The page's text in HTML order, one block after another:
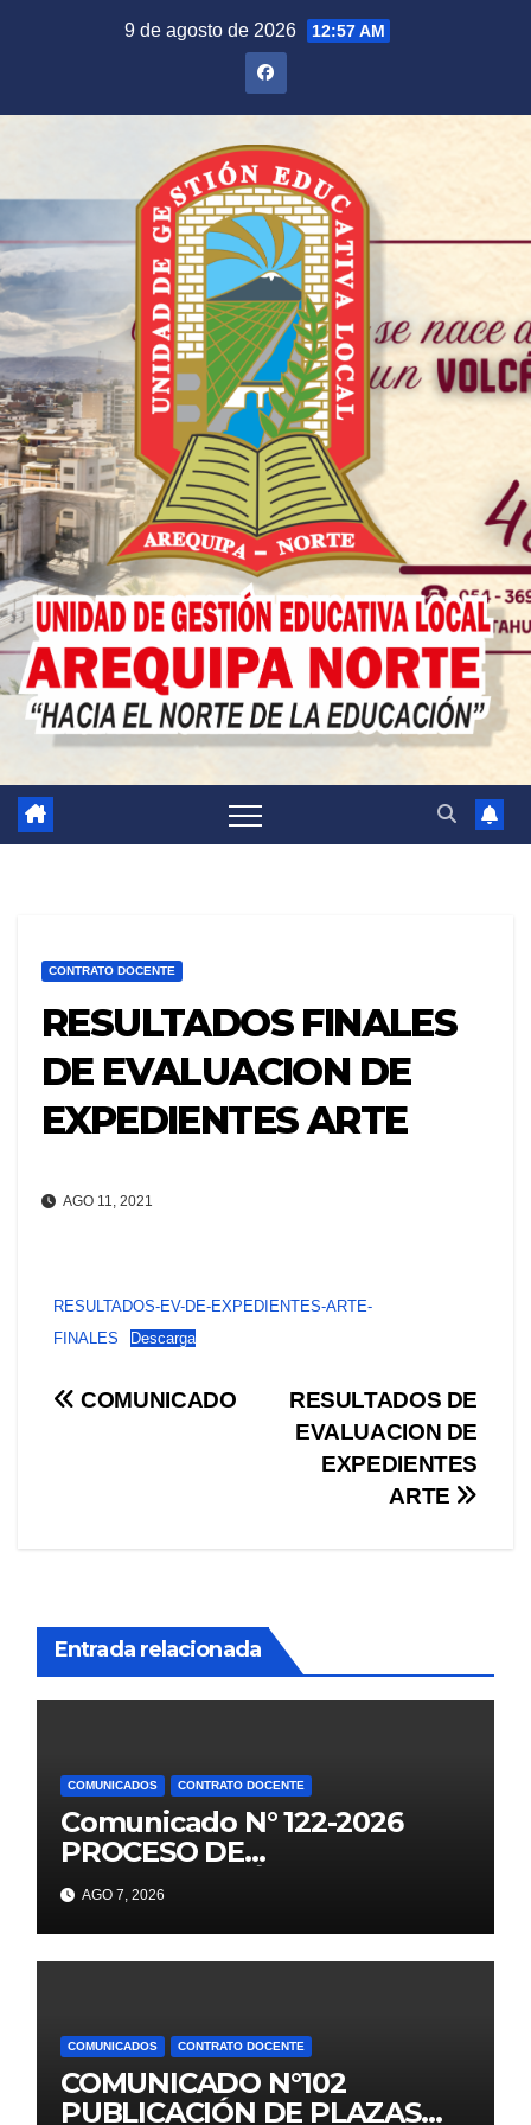
9 de agosto de 2026 12:57 AM
CONTRATO DOCENTE
RESULTADOS FINALES
DE EVALUACION DE
EXPEDIENTES ARTE
AGO 11, 2021
RESULTADOS-EV-DE-EXPEDIENTES-ARTE-
FINALES
Descarga
Navegación
RESULTADOS DE
EVALUACION DE
EXPEDIENTES
ARTE
COMUNICADO
Entrada relacionada
COMUNICADOS CONTRATO DOCENTE
Comunicado N° 122-2026
PROCESO DE
CONTRATACIÓN DOCENTE
2026 PUBLICACIÓN DE
PLAZAS VACANTES PARA
ETAPA PUN EBR PRIMARIA,
AGO 7, 2026
COMUNICADOS CONTRATO DOCENTE
COMUNICADO N°102
PUBLICACIÓN DE PLAZAS